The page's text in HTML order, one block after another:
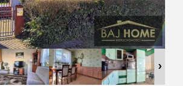
Kredyty
O firmie